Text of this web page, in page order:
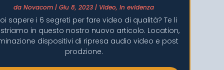
daNovacom |Giu 8, 2023 | Video,In evidenza
sapere i 6 segreti per fare video di qualità? Te li
in questo nostro nuovo articolo. Location,
dispositivi di ripresa audio video e post
prodzione.